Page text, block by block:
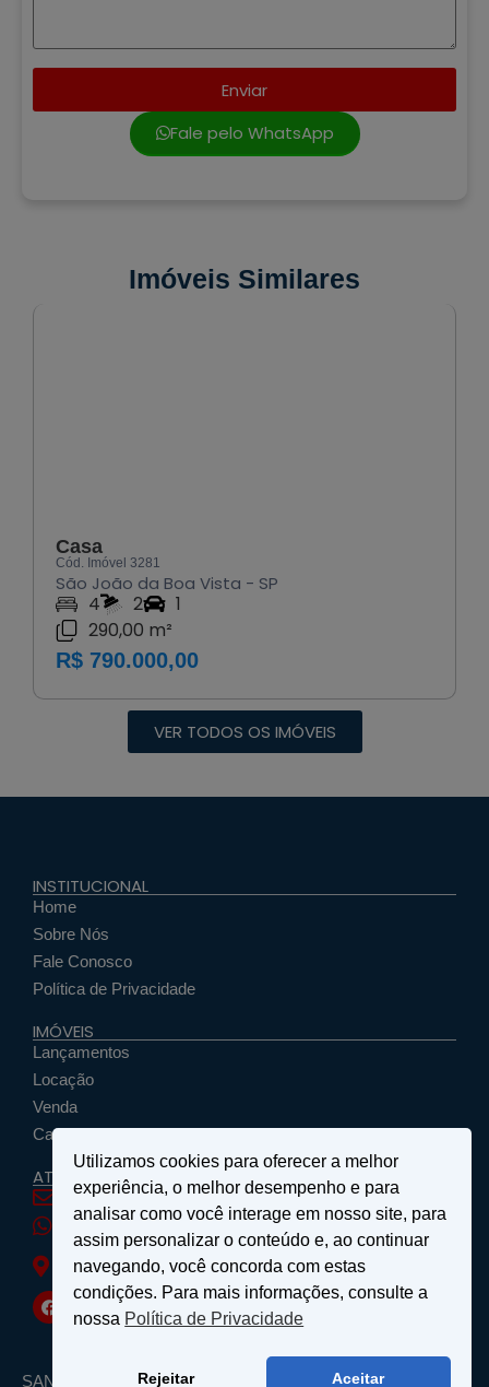
Enviar
Fale pelo WhatsApp
Imóveis Similares
Casa
Cód. Imóvel 3281
São João da Boa Vista - SP
4 2
1
290,00 m²
R$ 790.000,00
VER TODOS OS IMÓVEIS
INSTITUCIONAL
Home
Sobre Nós
Fale Conosco
Política de Privacidade
IMÓVEIS
Lançamentos
Locação
Venda
Cadastrar Seu Imóvel
ATENDIMENTO
santosemattosimoveis@hotmail.com
Rua Floriano Peixoto, nº 27 - Centro - São João da
Boa Vista, SP
SANTOS & MATTOS IMÓVEIS - Copyright ® 2026 - Todos os
Utilizamos cookies para oferecer a melhor
experiência, o melhor desempenho e para
analisar como você interage em nosso site, para
assim personalizar o conteúdo e, ao continuar
navegando, você concorda com estas
condições. Para mais informações, consulte a
nossa Política de Privacidade
Rejeitar Aceitar